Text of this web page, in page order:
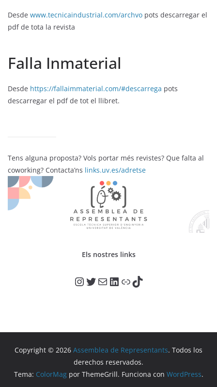
Desde www.tecnicaindustrial.com/archvo pots descarregar el
pdf de tota la revista
Falla Inmaterial
Desde https://fallaimmaterial.com/#descarrega pots
descarregar el pdf de tot el llibret.
Tens alguna proposta? Vols portar més revistes? Que falta al
coworking? Contacta’ns links.uv.es/adretse
Els nostres links
@adr_etse_uv @adr_etse_uv Correo electrónico LinkedIn Enlace TikTok
Copyright © 2026 Assemblea de Representants. Todos los
derechos reservados.
Tema: ColorMagpor ThemeGrill. Funciona con WordPress.